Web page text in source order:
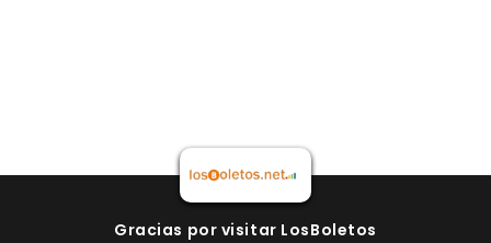
Gracias por visitar LosBoletos